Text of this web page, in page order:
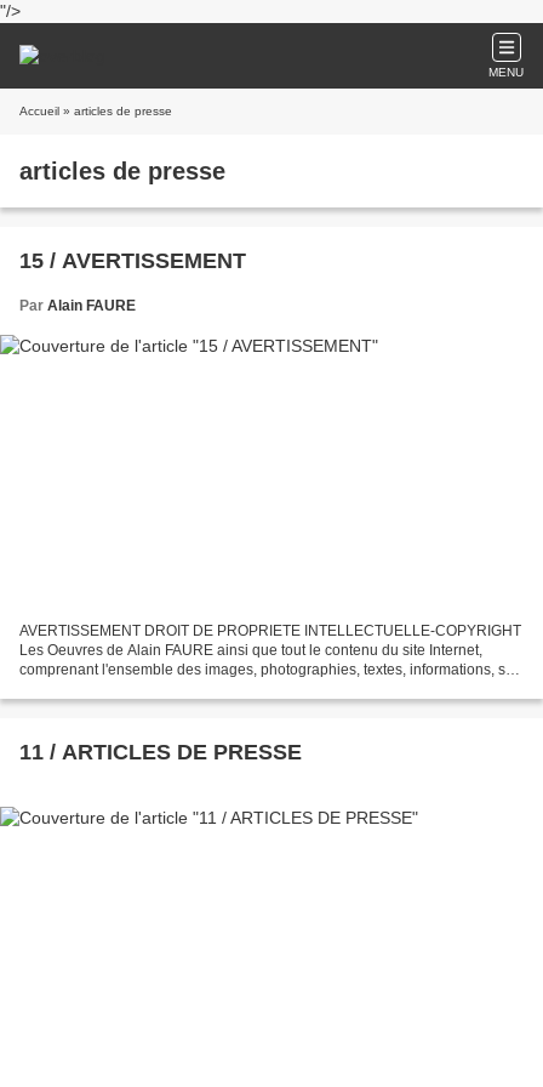
"/>
MENU
Accueil » articles de presse
articles de presse
15 / AVERTISSEMENT
Par Alain FAURE
AVERTISSEMENT DROIT DE PROPRIETE INTELLECTUELLE-COPYRIGHT
Les Oeuvres de Alain FAURE ainsi que tout le contenu du site Internet,
comprenant l'ensemble des images, photographies, textes, informations, son
11 / ARTICLES DE PRESSE